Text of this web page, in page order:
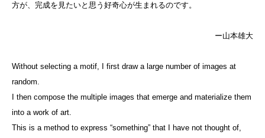
方が、完成を見たいと思う好奇心が生まれるのです。
ー山本雄大
Without selecting a motif, I first draw a large number of images at
random.
I then compose the multiple images that emerge and materialize them
into a work of art.
This is a method to express “something” that I have not thought of,